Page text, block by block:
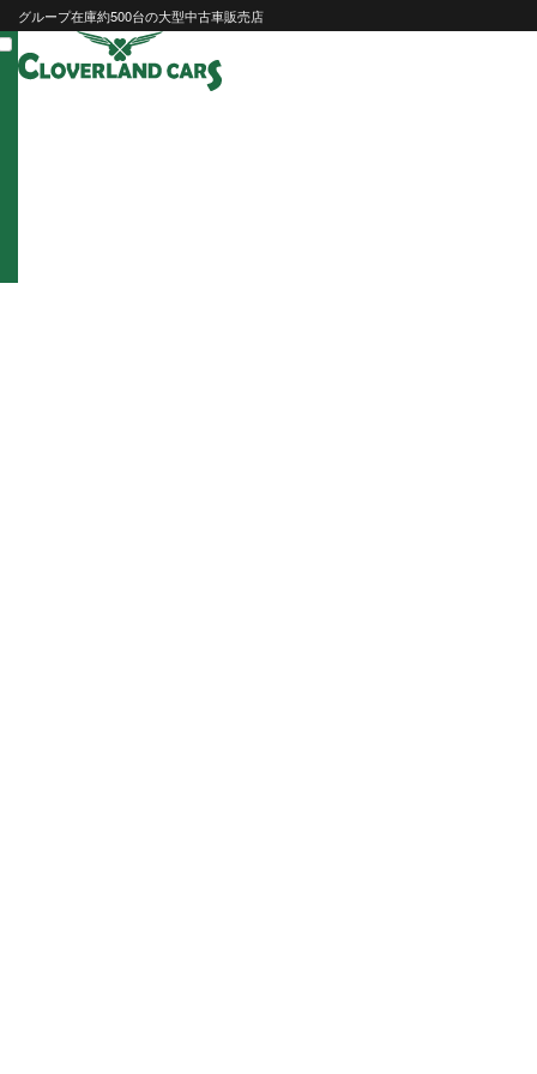
Skip
to
content
グループ在庫約500台の大型中古車販売店